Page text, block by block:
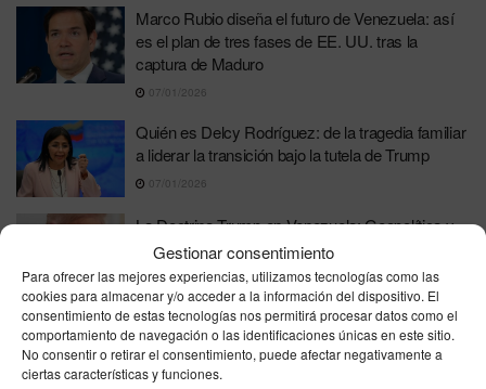
Gestionar consentimiento
Para ofrecer las mejores experiencias, utilizamos tecnologías como las
cookies para almacenar y/o acceder a la información del dispositivo. El
consentimiento de estas tecnologías nos permitirá procesar datos como el
comportamiento de navegación o las identificaciones únicas en este sitio.
No consentir o retirar el consentimiento, puede afectar negativamente a
ciertas características y funciones.
Marco Rubio diseña el futuro de Venezuela: así
es el plan de tres fases de EE. UU. tras la
captura de Maduro
07/01/2026
Quién es Delcy Rodríguez: de la tragedia familiar
a liderar la transición bajo la tutela de Trump
07/01/2026
La Doctrina Trump en Venezuela: Geopolítica y
petróleo por encima de la democracia
07/01/2026
¿Transición con el chavismo?: Trump busca en
Delcy Rodríguez el orden que no ve en la
oposición.